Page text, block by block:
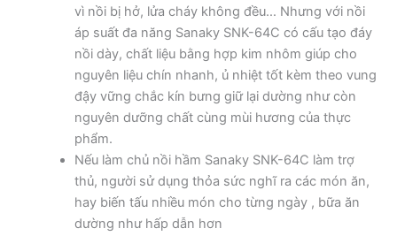
vì nồi bị hở, lửa cháy không đều… Nhưng với nồi
áp suất đa năng Sanaky SNK-64C có cấu tạo đáy
nồi dày, chất liệu bằng hợp kim nhôm giúp cho
nguyên liệu chín nhanh, ủ nhiệt tốt kèm theo vung
đậy vững chắc kín bưng giữ lại dường như còn
nguyên dưỡng chất cùng mùi hương của thực
phẩm.
Nếu làm chủ nồi hầm Sanaky SNK-64C làm trợ
thủ, người sử dụng thỏa sức nghĩ ra các món ăn,
hay biến tấu nhiều món cho từng ngày , bữa ăn
dường như hấp dẫn hơn